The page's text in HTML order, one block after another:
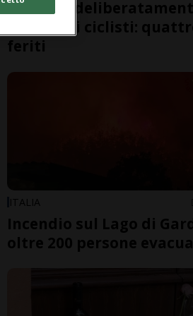
travolge
gruppo di ciclisti:
feriti
ITALIA
Incendio sul Lago di
oltre 200 persone